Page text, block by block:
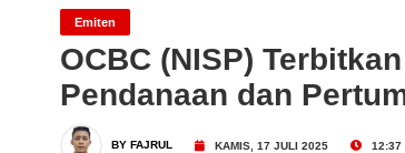
Business
AdMedika
Emiten
OCBC (NISP)
Pendanaan dan
BY FAJRUL KAMIS, 17 JULI 2025 12:37